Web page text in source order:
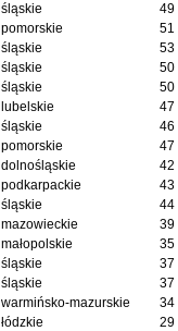
śląskie 49
pomorskie 51
śląskie 53
śląskie 50
śląskie 50
lubelskie 47
śląskie 46
pomorskie 47
dolnośląskie 42
podkarpackie 43
śląskie 44
mazowieckie 39
małopolskie 35
śląskie 37
śląskie 37
warmińsko-mazurskie 34
łódzkie 29